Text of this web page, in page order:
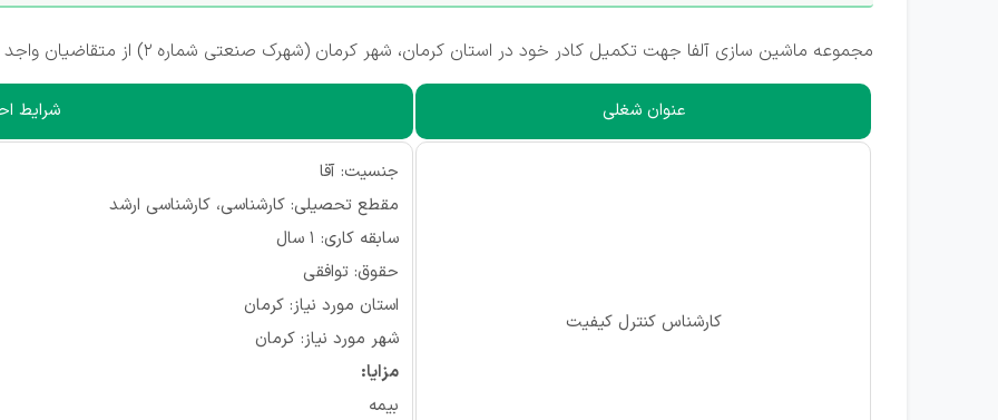
مجموعه ماشین سازی آلفا جهت تکمیل کادر خود در استان کرمان، شهر کرمان (شهرک صنعتی شماره 2) از متقاضیان واجد شرایط دعوت به همکاری می‌کند.
عنوان شغلی شرایط
کارشناس کنترل کیفیت
جنسیت: آقا
مقطع تحصیلی: کارشناسی، کارشناسی ارشد
سابقه کاری: ۱ سال
حقوق: توافقی
استان مورد نیاز: کرمان
شهر مورد نیاز: کرمان
مزایا:
بیمه